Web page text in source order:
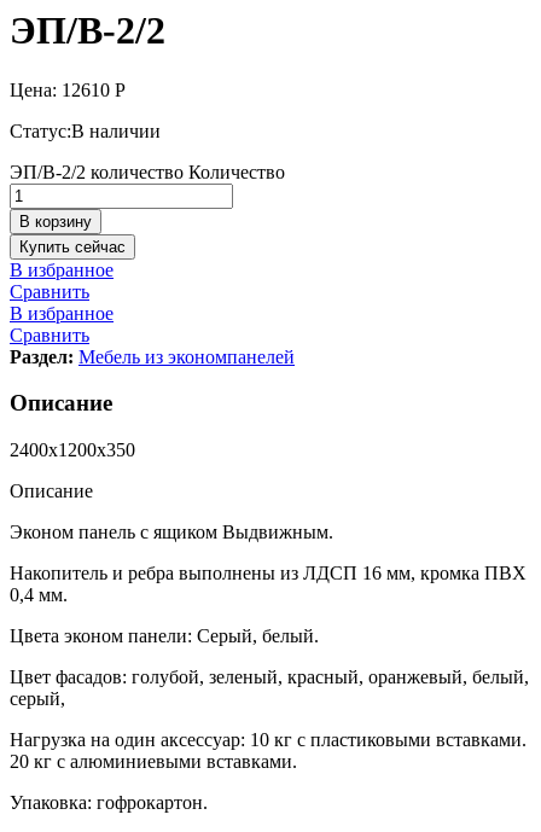
ЭП/В-2/2
Цена: 12610 Р
Статус:В наличии
ЭП/В-2/2 количество Количество
В корзину
Купить сейчас
В избранное
Сравнить
В избранное
Сравнить
Раздел: Мебель из экономпанелей
Описание
2400х1200х350
Описание
Эконом панель с ящиком Выдвижным.
Накопитель и ребра выполнены из ЛДСП 16 мм, кромка ПВХ
0,4 мм.
Цвета эконом панели: Серый, белый.
Цвет фасадов: голубой, зеленый, красный, оранжевый, белый,
серый,
Нагрузка на один аксессуар: 10 кг с пластиковыми вставками.
20 кг с алюминиевыми вставками.
Упаковка: гофрокартон.